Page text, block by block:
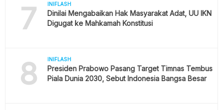
7 INIFLASH
Dinilai Mengabaikan Hak Masyarakat Adat, UU IKN
Digugat ke Mahkamah Konstitusi
8 INIFLASH
Presiden Prabowo Pasang Target Timnas Tembus
Piala Dunia 2030, Sebut Indonesia Bangsa Besar